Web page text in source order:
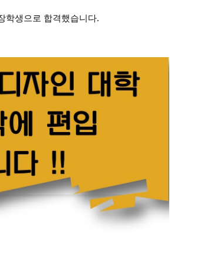
학생으로 합격했습니다.